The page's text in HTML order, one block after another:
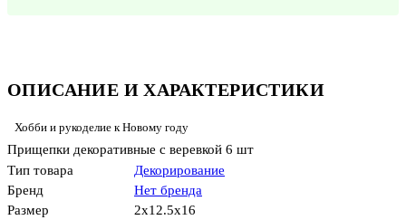
ОПИСАНИЕ И ХАРАКТЕРИСТИКИ
Хобби и рукоделие к Новому году
Прищепки декоративные с веревкой 6 шт
Тип товара
Декорирование
Бренд
Нет бренда
Размер
2x12.5x16